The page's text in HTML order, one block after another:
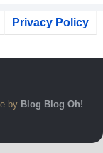
Privacy Policy
by Blog Blog Oh!